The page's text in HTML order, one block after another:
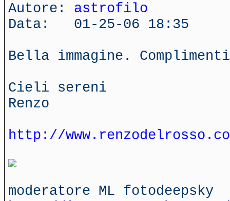
Autore: astrofilo
Data: 01-25-06 18:35
Bella immagine.
Cieli sereni
Renzo
http://
moderatore ML fotodeepsky